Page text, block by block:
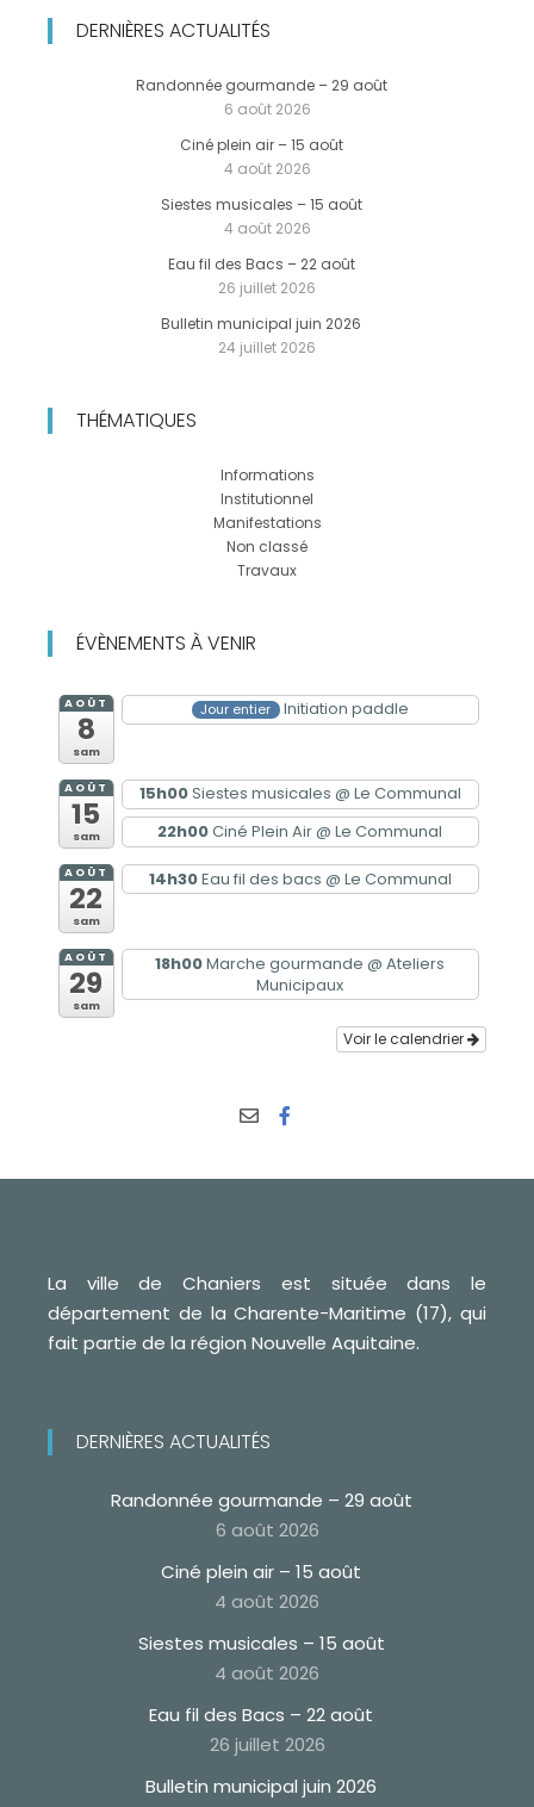
DERNIÈRES ACTUALITÉS
Randonnée gourmande – 29 août
6 août 2026
Ciné plein air – 15 août
4 août 2026
Siestes musicales – 15 août
4 août 2026
Eau fil des Bacs – 22 août
26 juillet 2026
Bulletin municipal juin 2026
24 juillet 2026
THÉMATIQUES
Informations
Institutionnel
Manifestations
Non classé
Travaux
ÉVÈNEMENTS À VENIR
AOÛT
8
sam
Jour entier Initiation paddle
AOÛT
15
sam
15h00Siestes musicales @ Le Communal
22h00Ciné Plein Air @ Le Communal
AOÛT
22
sam
14h30Eau fil des bacs @ Le Communal
AOÛT
29
sam
18h00Marche gourmande @ Ateliers
Municipaux
Voir le calendrier
La ville de Chaniers est située dans le
département de la Charente-Maritime (17), qui
fait partie de la région Nouvelle Aquitaine.
DERNIÈRES ACTUALITÉS
Randonnée gourmande – 29 août
6 août 2026
Ciné plein air – 15 août
4 août 2026
Siestes musicales – 15 août
4 août 2026
Eau fil des Bacs – 22 août
26 juillet 2026
Bulletin municipal juin 2026